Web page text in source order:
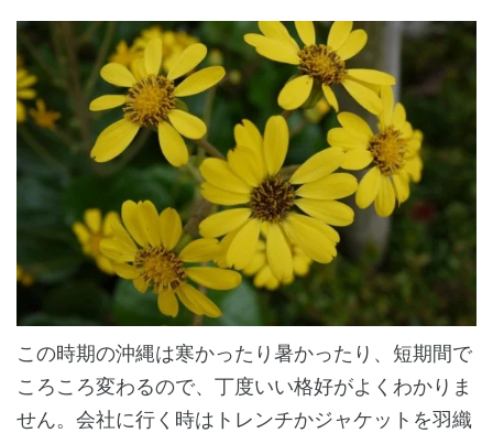
この時期の沖縄は寒かったり暑かったり、短期間で
ころころ変わるので、丁度いい格好がよくわかりま
せん。会社に行く時はトレンチかジャケットを羽織